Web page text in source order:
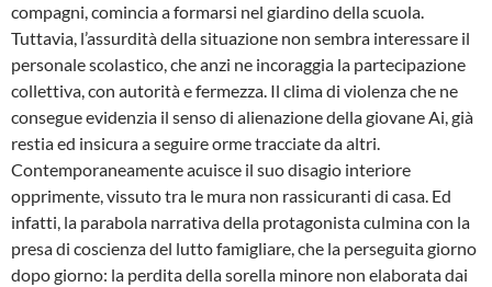
compagni, comincia a formarsi nel giardino della scuola.
Tuttavia, l’assurdità della situazione non sembra interessare il
personale scolastico, che anzi ne incoraggia la partecipazione
collettiva, con autorità e fermezza. Il clima di violenza che ne
consegue evidenzia il senso di alienazione della giovane Ai, già
restia ed insicura a seguire orme tracciate da altri.
Contemporaneamente acuisce il suo disagio interiore
opprimente, vissuto tra le mura non rassicuranti di casa. Ed
infatti, la parabola narrativa della protagonista culmina con la
presa di coscienza del lutto famigliare, che la perseguita giorno
dopo giorno: la perdita della sorella minore non elaborata dai